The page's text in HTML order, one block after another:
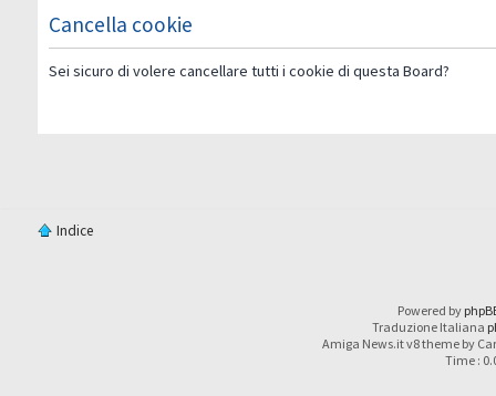
Cancella cookie
Sei sicuro di volere cancellare tutti i cookie di questa Board?
Indice
Powered by
Traduzione Italiana
Amiga News.it v8 theme by
Time :